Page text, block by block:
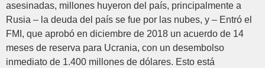
asesinadas, millones huyeron del país, principalmente a
Rusia – la deuda del país se fue por las nubes, y – Entró el
FMI, que aprobó en diciembre de 2018 un acuerdo de 14
meses de reserva para Ucrania, con un desembolso
inmediato de 1.400 millones de dólares. Esto está